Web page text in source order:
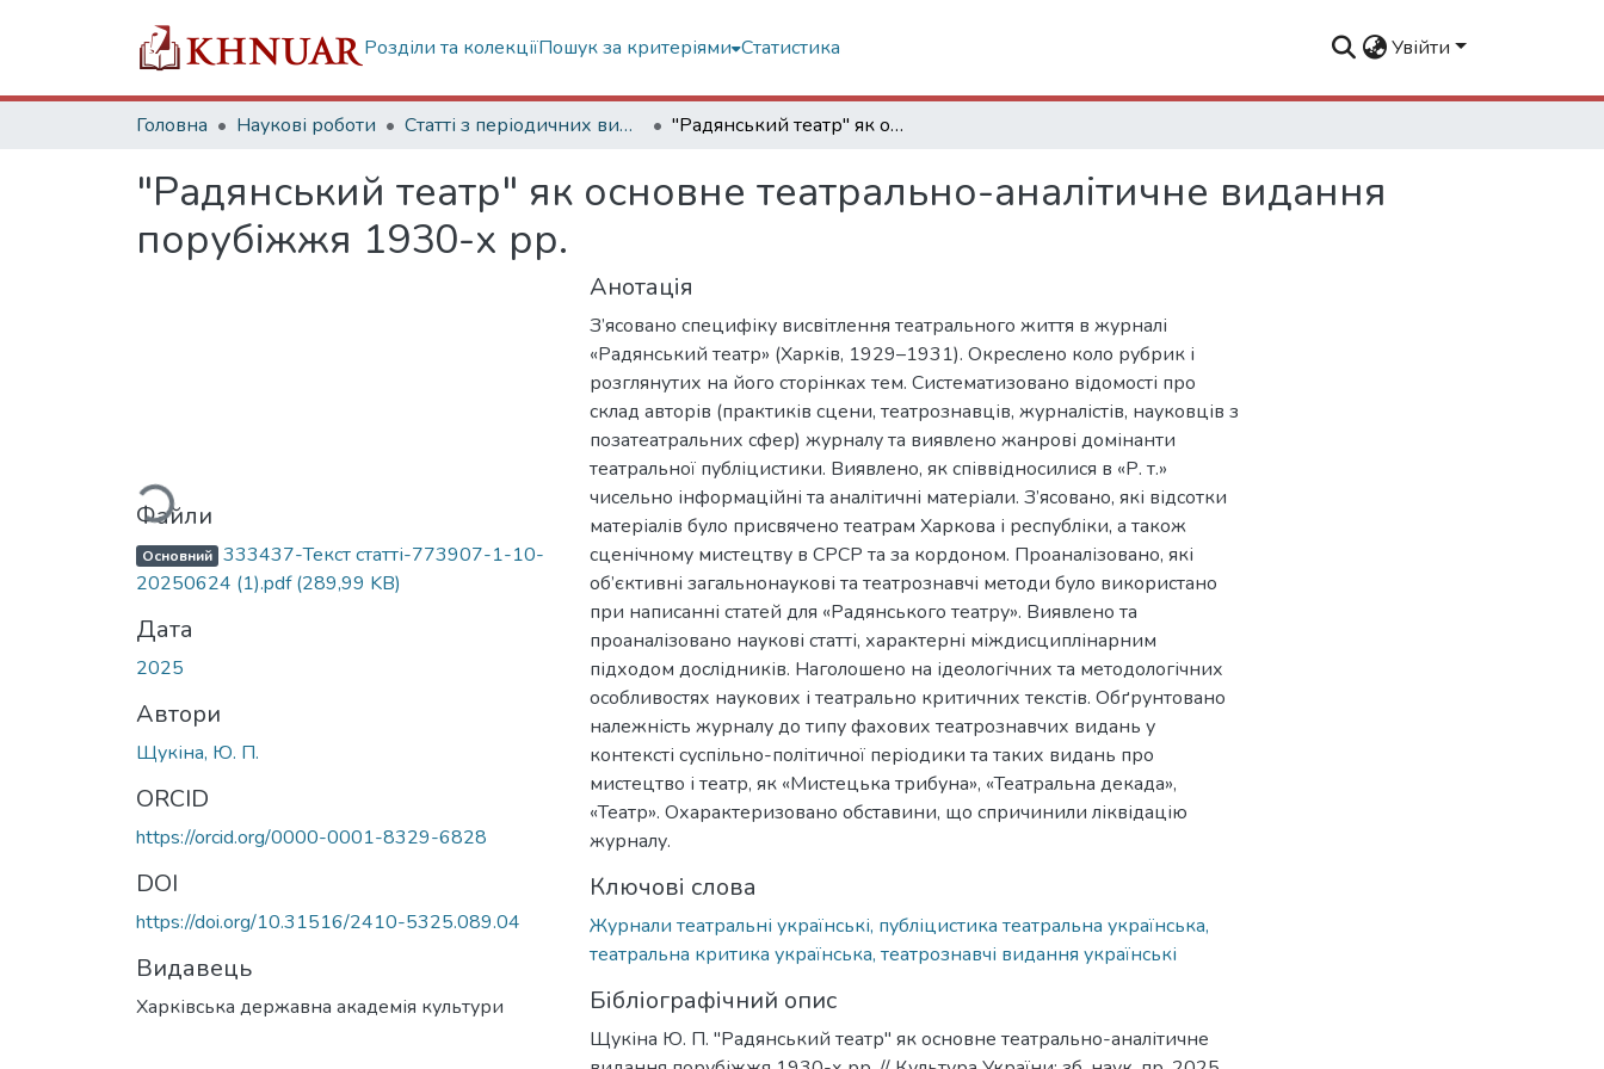
Розділи та колекціїПошук за критеріями Статистика Увійти
Головна Наукові роботи Статті з періодичних видань "Радянський театр" як основне театрально-аналітичне видання порубіжжя 1930-х рр.
"Радянський театр" як основне театрально-аналітичне видання
порубіжжя 1930-х рр.
Вантажиться...
Файли
Основний 333437-Текст статті-773907-1-10-
20250624 (1).pdf(289,99 KB)
Дата
2025
Автори
Щукіна, Ю. П.
ORCID
https://orcid.org/0000-0001-8329-6828
DOI
https://doi.org/10.31516/2410-5325.089.04
Видавець
Харківська державна академія культури
Анотація
З’ясовано специфіку висвітлення театрального життя в журналі
«Радянський театр» (Харків, 1929–1931). Окреслено коло рубрик і
розглянутих на його сторінках тем. Систематизовано відомості про
склад авторів (практиків сцени, театрознавців, журналістів, науковців з
позатеатральних сфер) журналу та виявлено жанрові домінанти
театральної публіцистики. Виявлено, як співвідносилися в «Р. т.»
чисельно інформаційні та аналітичні матеріали. З’ясовано, які відсотки
матеріалів було присвячено театрам Харкова і республіки, а також
сценічному мистецтву в СРСР та за кордоном. Проаналізовано, які
об’єктивні загальнонаукові та театрознавчі методи було використано
при написанні статей для «Радянського театру». Виявлено та
проаналізовано наукові статті, характерні міждисциплінарним
підходом дослідників. Наголошено на ідеологічних та методологічних
особливостях наукових і театрально критичних текстів. Обґрунтовано
належність журналу до типу фахових театрознавчих видань у
контексті суспільно-політичної періодики та таких видань про
мистецтво і театр, як «Мистецька трибуна», «Театральна декада»,
«Театр». Охарактеризовано обставини, що спричинили ліквідацію
журналу.
Ключові слова
Журнали театральні українські, публіцистика театральна українська,
театральна критика українська, театрознавчі видання українські
Бібліографічний опис
Щукіна Ю. П. "Радянський театр" як основне театрально-аналітичне